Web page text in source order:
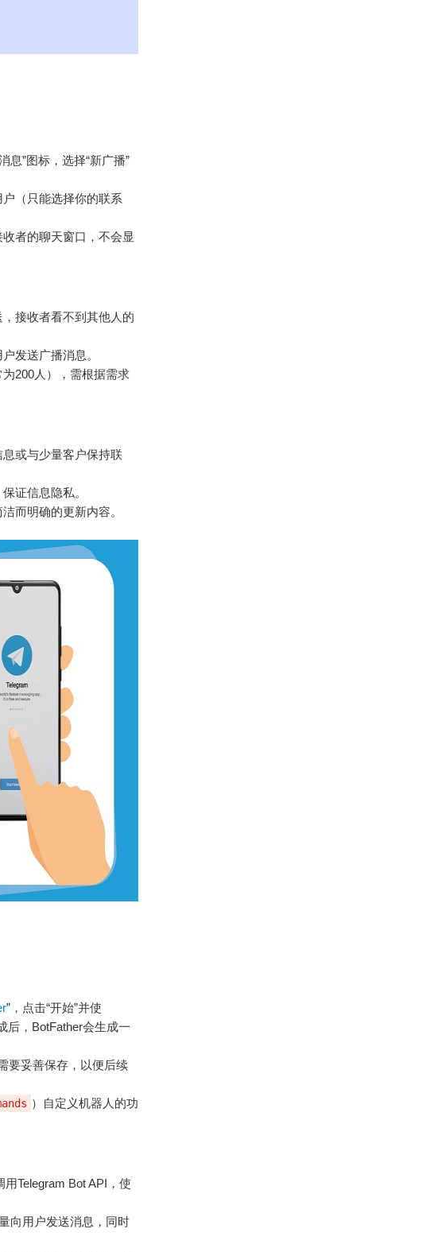
息”图标，选择“新广播”
（只能选择你的联系
者的聊天窗口，不会显
接收者看不到其他人的
发送广播消息。
为200人），需根据需求
或与少量客户保持联
证信息隐私。
而明确的更新内容。
”，点击“开始”并使
后，BotFather会生成一
要妥善保存，以便后续
）自定义机器人的功
Telegram Bot API，使
向用户发送消息，同时